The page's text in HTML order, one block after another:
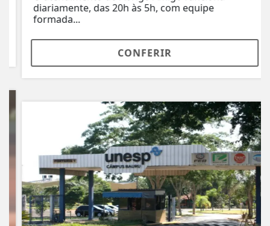
diariamente, das 20h às 5h, com equipe
formada...
CONFERIR